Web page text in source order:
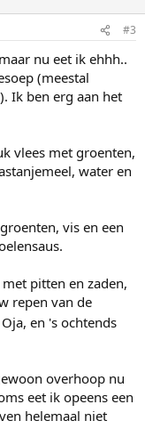
#3
nu eet ik ehhh..
(meestal
Ik ben erg aan het
vlees met groenten,
water en
vis en een
pitten en zaden,
repen van de
Oja, en 's ochtends
overhoop nu
eet ik opeens een
helemaal niet